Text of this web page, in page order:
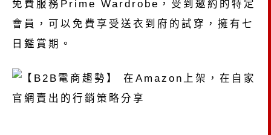
免費服務Prime Wardrobe，受到邀約的特定
會員，可以免費享受送衣到府的試穿，擁有七
日鑑賞期。